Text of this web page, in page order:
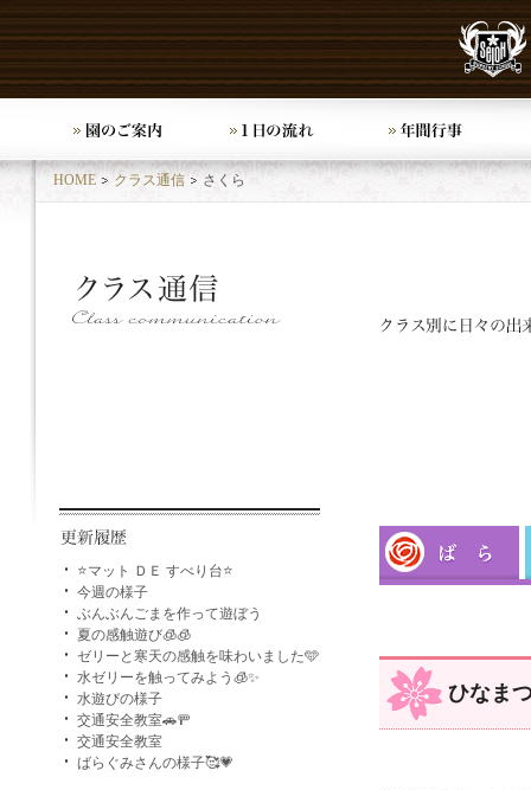
HOME クラス通信 さくら
⭐マット ＤＥ すべり台⭐
今週の様子
ぶんぶんごまを作って遊ぼう
夏の感触遊び🧊🧊
ゼリーと寒天の感触を味わいました🩵
水ゼリーを触ってみよう🧊✨
水遊びの様子
交通安全教室🚗🚥
交通安全教室
ばらぐみさんの様子🥰💗
ひなま